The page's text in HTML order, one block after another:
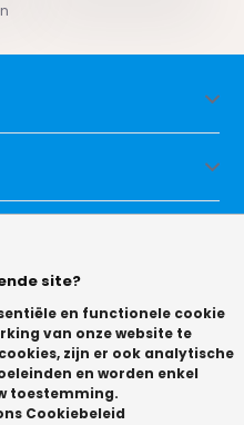
site?
en functionele cookie
van onze website te
zijn er ook analytische
en worden enkel
toestemming.
Cookiebeleid